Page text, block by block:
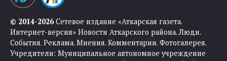
© 2014-2026Сетевое издание «Аткарская газета.
Интернет-версия» Новости Аткарского района. Люди.
События. Реклама. Мнения. Комментарии. Фотогалерея.
Учредители: Муниципальное автономное учреждение